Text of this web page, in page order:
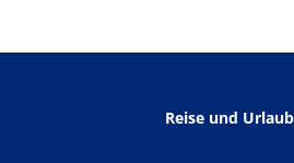
Reise und Urlaub